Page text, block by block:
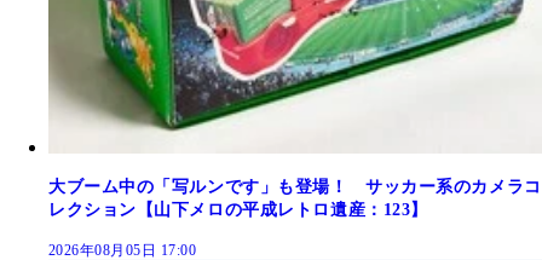
大ブーム中の「写ルンです」も登場！ サッカー系のカメラコ
レクション【山下メロの平成レトロ遺産：123】
2026年08月05日 17:00